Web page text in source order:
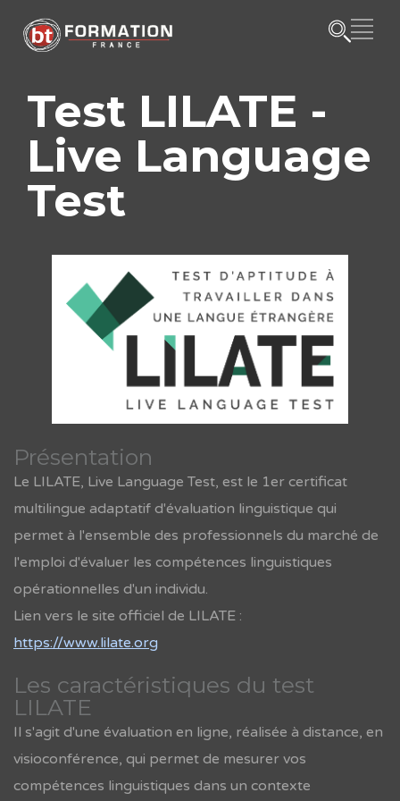
Rechercher une formation
Test LILATE -
Live Language
Test
Présentation
Le LILATE, Live Language Test, est le 1er certificat
multilingue adaptatif d'évaluation linguistique qui
permet à l'ensemble des professionnels du marché de
l'emploi d'évaluer les compétences linguistiques
opérationnelles d'un individu.
Lien vers le site officiel de LILATE :
https://www.lilate.org
Les caractéristiques du test
LILATE
Il s'agit d'une évaluation en ligne, réalisée à distance, en
visioconférence, qui permet de mesurer vos
compétences linguistiques dans un contexte